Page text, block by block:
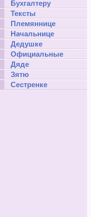
Бухгалтеру
Тексты
Племяннице
Начальнице
Дедушке
Официальные
Дяде
Зятю
Сестренке